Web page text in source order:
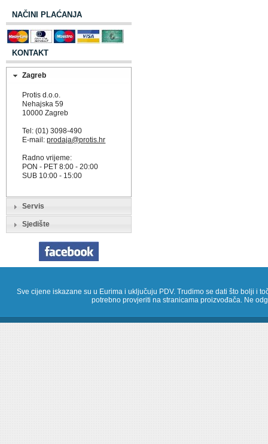
NAČINI PLAĆANJA
KONTAKT
Zagreb
Protis d.o.o.
Nehajska 59
10000 Zagreb
Tel: (01) 3098-490
E-mail:prodaja@protis.hr
Radno vrijeme:
PON - PET 8:00 - 20:00
SUB 10:00 - 15:00
Servis
Sjedište
Sve cijene iskazane su u Eurima i uključuju PDV. Trudimo se dati što bolji i
potrebno provjeriti na stranicama proizvođača. Ne